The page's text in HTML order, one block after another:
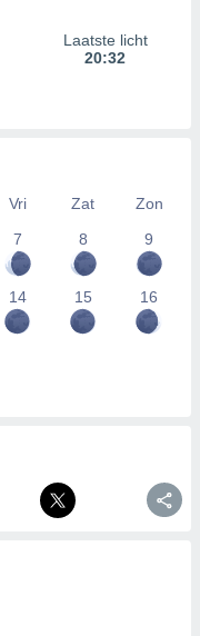
Laatste licht
20:32
Vri Zat
Zon
7
8 9
14 15 16